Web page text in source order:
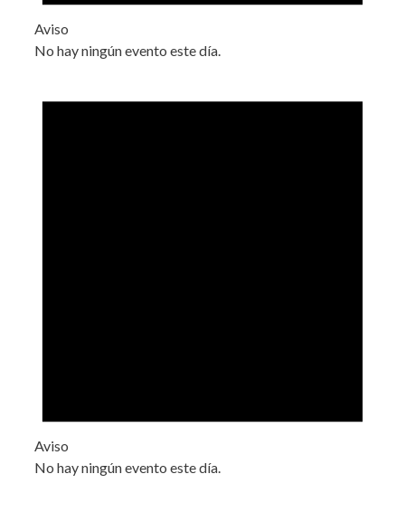
Aviso
No hay ningún evento este día.
Aviso
No hay ningún evento este día.